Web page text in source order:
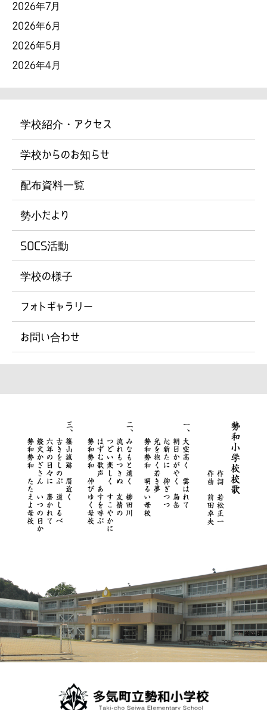
2026年7月
2026年6月
2026年5月
2026年4月
学校紹介・アクセス
学校からのお知らせ
配布資料一覧
勢小だより
SOCS活動
学校の様子
フォトギャラリー
お問い合わせ